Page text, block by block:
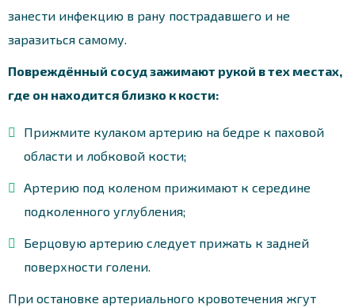
занести инфекцию в рану пострадавшего и не
заразиться самому.
Повреждённый сосуд зажимают рукой в тех местах,
где он находится близко к кости:
Прижмите кулаком артерию на бедре к паховой
области и лобковой кости;
Артерию под коленом прижимают к середине
подколенного углубления;
Берцовую артерию следует прижать к задней
поверхности голени.
При остановке артериального кровотечения жгут